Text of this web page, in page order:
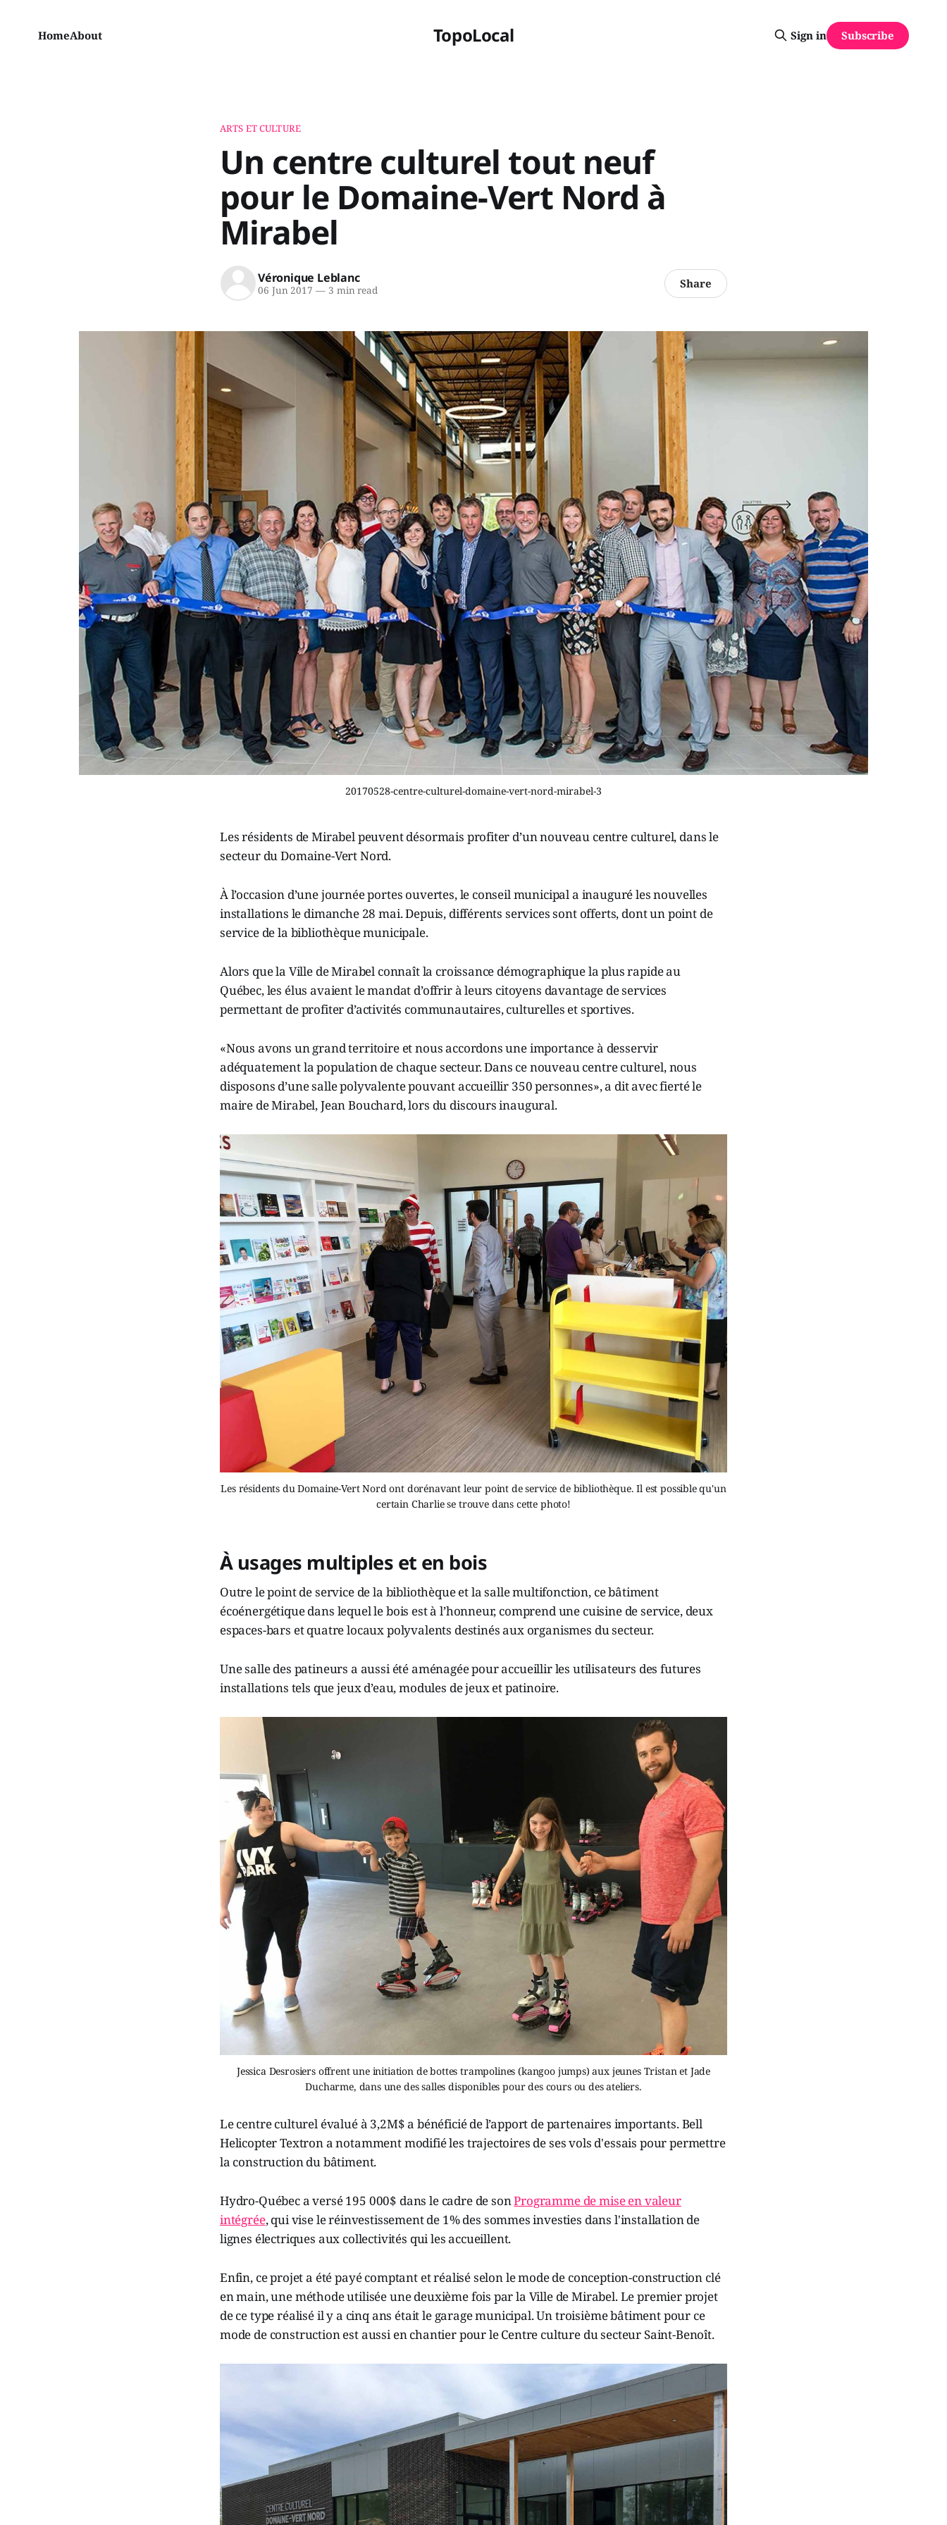
TopoLocal
HomeAbout Sign in Subscribe
ARTS ET CULTURE
Un centre culturel tout neuf
pour le Domaine-Vert Nord à
Mirabel
Véronique Leblanc
06 Jun 2017 —3 min read Share
20170528-centre-culturel-domaine-vert-nord-mirabel-3
Les résidents de Mirabel peuvent désormais profiter d’un nouveau centre culturel, dans le
secteur du Domaine-Vert Nord.
À l’occasion d’une journée portes ouvertes, le conseil municipal a inauguré les nouvelles
installations le dimanche 28 mai. Depuis, différents services sont offerts, dont un point de
service de la bibliothèque municipale.
Alors que la Ville de Mirabel connaît la croissance démographique la plus rapide au
Québec, les élus avaient le mandat d’offrir à leurs citoyens davantage de services
permettant de profiter d’activités communautaires, culturelles et sportives.
«Nous avons un grand territoire et nous accordons une importance à desservir
adéquatement la population de chaque secteur. Dans ce nouveau centre culturel, nous
disposons d’une salle polyvalente pouvant accueillir 350 personnes», a dit avec fierté le
maire de Mirabel, Jean Bouchard, lors du discours inaugural.
Les résidents du Domaine-Vert Nord ont dorénavant leur point de service de bibliothèque. Il est possible qu'un
certain Charlie se trouve dans cette photo!
À usages multiples et en bois
Outre le point de service de la bibliothèque et la salle multifonction, ce bâtiment
écoénergétique dans lequel le bois est à l’honneur, comprend une cuisine de service, deux
espaces-bars et quatre locaux polyvalents destinés aux organismes du secteur.
Une salle des patineurs a aussi été aménagée pour accueillir les utilisateurs des futures
installations tels que jeux d’eau, modules de jeux et patinoire.
Jessica Desrosiers offrent une initiation de bottes trampolines (kangoo jumps) aux jeunes Tristan et Jade
Ducharme, dans une des salles disponibles pour des cours ou des ateliers.
Le centre culturel évalué à 3,2M$ a bénéficié de l’apport de partenaires importants. Bell
Helicopter Textron a notamment modifié les trajectoires de ses vols d'essais pour permettre
la construction du bâtiment.
Hydro-Québec a versé 195 000$ dans le cadre de sonProgramme de mise en valeur
intégrée, qui vise le réinvestissement de 1% des sommes investies dans l'installation de
lignes électriques aux collectivités qui les accueillent.
Enfin, ce projet a été payé comptant et réalisé selon le mode de conception-construction clé
en main, une méthode utilisée une deuxième fois par la Ville de Mirabel. Le premier projet
de ce type réalisé il y a cinq ans était le garage municipal. Un troisième bâtiment pour ce
mode de construction est aussi en chantier pour le Centre culture du secteur Saint-Benoît.